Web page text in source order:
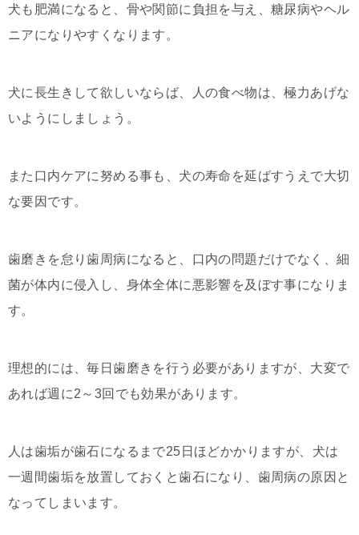
犬も肥満になると、骨や関節に負担を与え、糖尿病やヘル
ニアになりやすくなります。
犬に長生きして欲しいならば、人の食べ物は、極力あげな
いようにしましょう。
また口内ケアに努める事も、犬の寿命を延ばすうえで大切
な要因です。
歯磨きを怠り歯周病になると、口内の問題だけでなく、細
菌が体内に侵入し、身体全体に悪影響を及ぼす事になりま
す。
理想的には、毎日歯磨きを行う必要がありますが、大変で
あれば週に2～3回でも効果があります。
人は歯垢が歯石になるまで25日ほどかかりますが、犬は
一週間歯垢を放置しておくと歯石になり、歯周病の原因と
なってしまいます。